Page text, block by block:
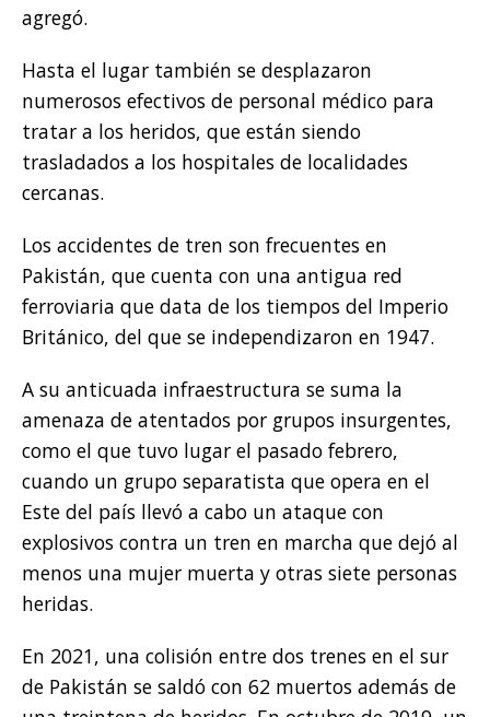
agregó.
Hasta el lugar también se desplazaron
numerosos efectivos de personal médico para
tratar a los heridos, que están siendo
trasladados a los hospitales de localidades
cercanas.
Los accidentes de tren son frecuentes en
Pakistán, que cuenta con una antigua red
ferroviaria que data de los tiempos del Imperio
Británico, del que se independizaron en 1947.
A su anticuada infraestructura se suma la
amenaza de atentados por grupos insurgentes,
como el que tuvo lugar el pasado febrero,
cuando un grupo separatista que opera en el
Este del país llevó a cabo un ataque con
explosivos contra un tren en marcha que dejó al
menos una mujer muerta y otras siete personas
heridas.
En 2021, una colisión entre dos trenes en el sur
de Pakistán se saldó con 62 muertos además de